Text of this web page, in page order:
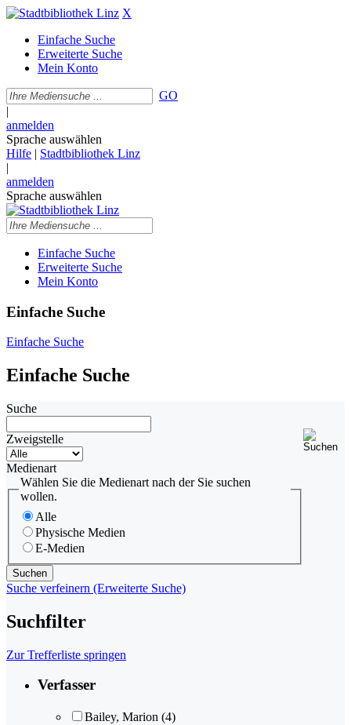
X
Einfache Suche
Erweiterte Suche
Mein Konto
GO
|
anmelden
Sprache auswählen
Hilfe | Stadtbibliothek Linz
|
anmelden
Sprache auswählen
Einfache Suche
Erweiterte Suche
Mein Konto
Einfache Suche
Einfache Suche
Einfache Suche
Suche
Zweigstelle
Medienart
Wählen Sie die Medienart nach der Sie suchen
wollen.
Alle
Physische Medien
E-Medien
Suche verfeinern (Erweiterte Suche)
Suchfilter
Zur Trefferliste springen
Verfasser
Bailey, Marion (4)